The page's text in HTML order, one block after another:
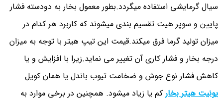
سیال گرمایشی استفاده میگردد.بطور معمول بخار به دودسته فشار
پایین و سوپر هیت تقسیم بندی میشوند که کاربرد هر کدام در
میزان تولید گرما فرق میکند.قیمت این تیپ هیتر با توجه به میزان
درجه بخار و فشار کاری آن تغییر می نماید.زیرا با افزایش و یا
کاهش فشار نوع جوش و ضخامت تیوب باندل یا همان کویل
یونیت هیتر بخارکم یا زیاد میشود. همچنین در برخی موارد به